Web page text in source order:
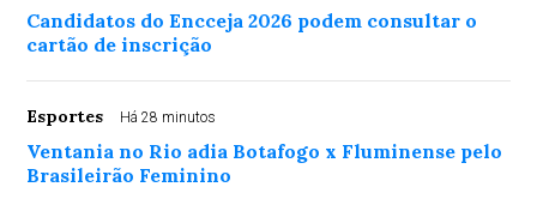
Candidatos do Encceja 2026 podem consultar o
cartão de inscrição
Esportes Há 28 minutos
Ventania no Rio adia Botafogo x Fluminense pelo
Brasileirão Feminino